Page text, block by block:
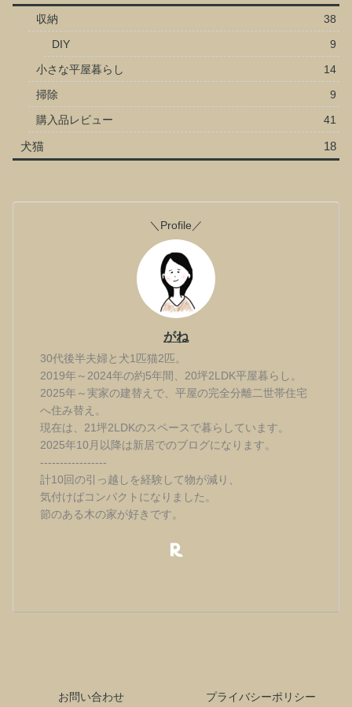
収納
38
DIY
9
小さな平屋暮らし
14
掃除
9
購入品レビュー
41
犬猫 18
＼Profile／
がね
30代後半夫婦と犬1匹猫2匹。
2019年～2024年の約5年間、20坪2LDK平屋暮らし。
2025年～実家の建替えで、平屋の完全分離二世帯住宅
へ住み替え。
現在は、21坪2LDKのスペースで暮らしています。
2025年10月以降は新居でのブログになります。
-----------------
計10回の引っ越しを経験して物が減り、
気付けばコンパクトになりました。
節のある木の家が好きです。
お問い合わせ プライバシーポリシー